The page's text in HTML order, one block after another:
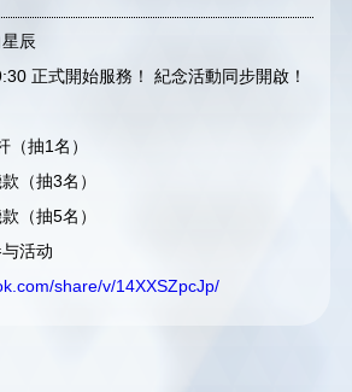
辰
正式開始服務！ 紀念活動同步開啟！
（抽1名）
（抽3名）
（抽5名）
活动
share/v/14XXSZpcJp/